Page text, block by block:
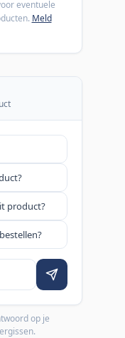
eventuele
Meld
product?
op je